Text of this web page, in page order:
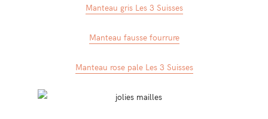
Manteau gris Les 3 Suisses
Manteau fausse fourrure
Manteau rose pale Les 3 Suisses